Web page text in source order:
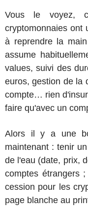
Vous le voyez,
cryptomonnaies ont
à reprendre la
assume
values, suivi des
euros, gestion de la
compte… rien
faire qu'avec un
Alors il y a une
maintenant : tenir
de l'eau (date, prix,
comptes étrangers
cession pour les
page blanche au